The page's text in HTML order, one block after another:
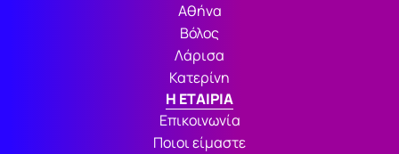
Αθήνα
Βόλος
Λάρισα
Κατερίνη
Η ΕΤΑΙΡΙΑ
Επικοινωνία
Ποιοι είμαστε